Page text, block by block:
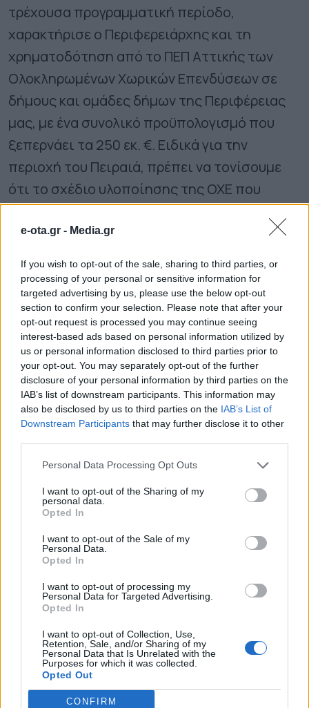
e-ota.gr - Media.gr
If you wish to opt-out of the sale, sharing to third parties, or
processing of your personal or sensitive information for
targeted advertising by us, please use the below opt-out
section to confirm your selection. Please note that after your
opt-out request is processed you may continue seeing
interest-based ads based on personal information utilized by
us or personal information disclosed to third parties prior to
your opt-out. You may separately opt-out of the further
disclosure of your personal information by third parties on the
IAB’s list of downstream participants. This information may
also be disclosed by us to third parties on the IAB’s List of
Downstream Participants that may further disclose it to other
Personal Data Processing Opt Outs
I want to opt-out of the Sharing of my
personal data.
Opted In
I want to opt-out of the Sale of my
Personal Data.
Opted In
I want to opt-out of processing my
Personal Data for Targeted Advertising.
Opted In
I want to opt-out of Collection, Use,
Retention, Sale, and/or Sharing of my
Personal Data that Is Unrelated with the
Purposes for which it was collected.
Opted Out
CONFIRM
τρέχουσα προγραμματική περίοδο,
χαρακτήρισε ο Περιφερειάρχης και τη
χρηματοδότηση από το ΠΕΠ Αττικής των
Ολοκληρωμένων Χωρικών Επενδύσεων σε
δήμους και ομάδες δήμων της Περιφέρειας
μας, με ένα συνολικό προϋπολογισμό που
ξεπερνάει τα 250 εκ. €. Ειδικά για την
περιοχή του Πειραιά, πρέπει να τονίσουμε
ότι το σχέδιο υλοποίησης της ΟΧΕ που
εγκρίθηκε από τη διαχειριστική μας αρχή,
ξεπερνάει τα 80 εκ. €, ενώ μέχρι σήμερα
ενεργοποίηση της εκχώρησης, τα οποία
αντικατοπτρίζονται στα ποσοστά
ενταγμένων έργων και νομικών δεσμεύσεων
του Δήμου Πειραιά.
Με το βλέμμα στραμμένο στη νέα
προγραμματική περίοδο 2021-2027
Ο Περιφερειάρχης αναφέρθηκε και στη νέα
προγραμματική περίοδο τονίζοντας ότι το
νέο ΠΕΠ Αττικής 2021-2027, το οποίο
αναμένεται να εγκριθεί στις αρχές του νέου
έτους, περιλαμβάνει μια πληθώρα
παρεμβάσεων αναπτυξιακού χαρακτήρα και
θα έχει προϋπολογισμό αυξημένο κατά 54% .
Ειδικότερα ο προϋπολογισμός του ΠΕΠ
Ευρώ. Μεταξύ άλλων οι βασικοί άξονες
χρηματοδότησης θα είναι: